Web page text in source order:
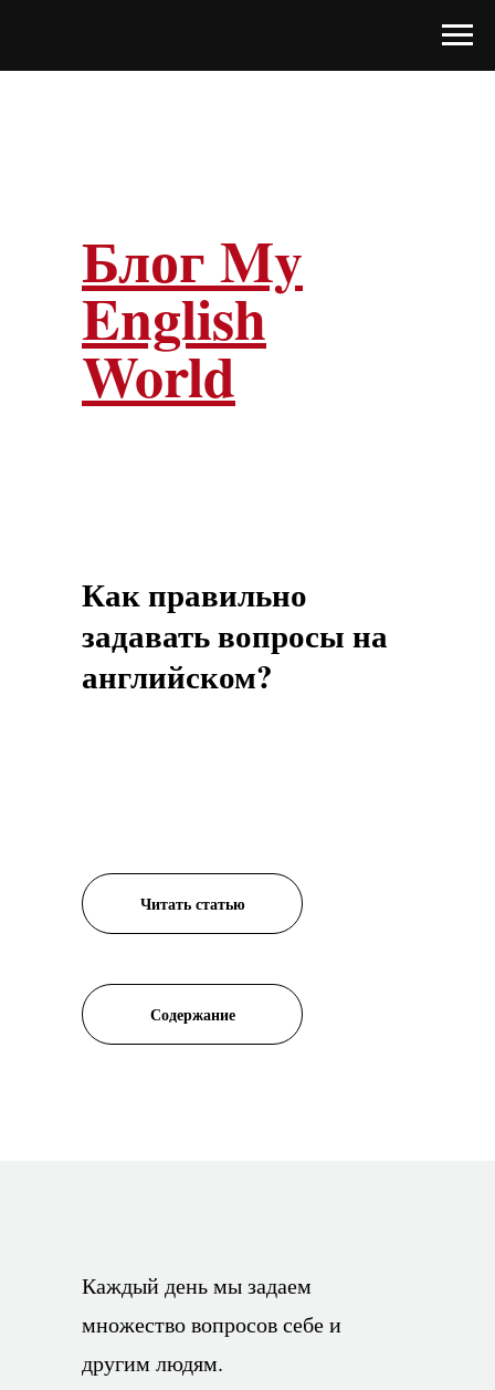
Блог My
English
World
Как правильно
задавать вопросы на
английском?
Читать статью
Содержание
Каждый день мы задаем
множество вопросов себе и
другим людям.